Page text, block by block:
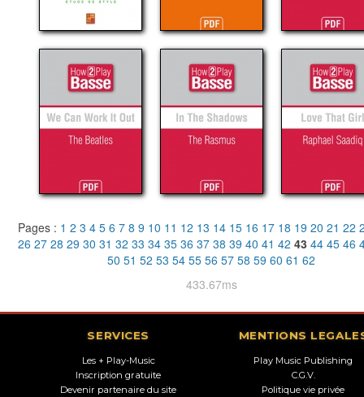
Pages : 1 2 3 4 5 6 7 8 9 10 11 12 13 14 15 16 17 18 19 20 21 22
26 27 28 29 30 31 32 33 34 35 36 37 38 39 40 41 42 43 44 45 46
50 51 52 53 54 55 56 57 58 59 60 61 62
433.67ms
SERVICES
Les + Play-Music
Inscription gratuite
Devenir partenaire du site
MENTIONS
Play Music Publishing
C.G.V.
Politique vie privée